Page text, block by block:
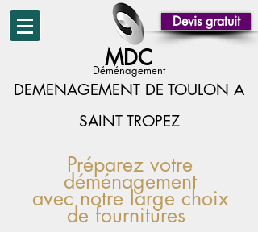
MDC
Déménagement
DEMENAGEMENT DE TOULON A
SAINT TROPEZ
Devis gratuit
Préparez votre
déménagement
avec notre large choix
de fournitures